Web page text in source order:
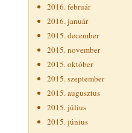
2016. február
2016. január
2015. december
2015. november
2015. október
2015. szeptember
2015. augusztus
2015. július
2015. június